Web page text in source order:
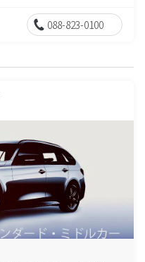
088-823-0100